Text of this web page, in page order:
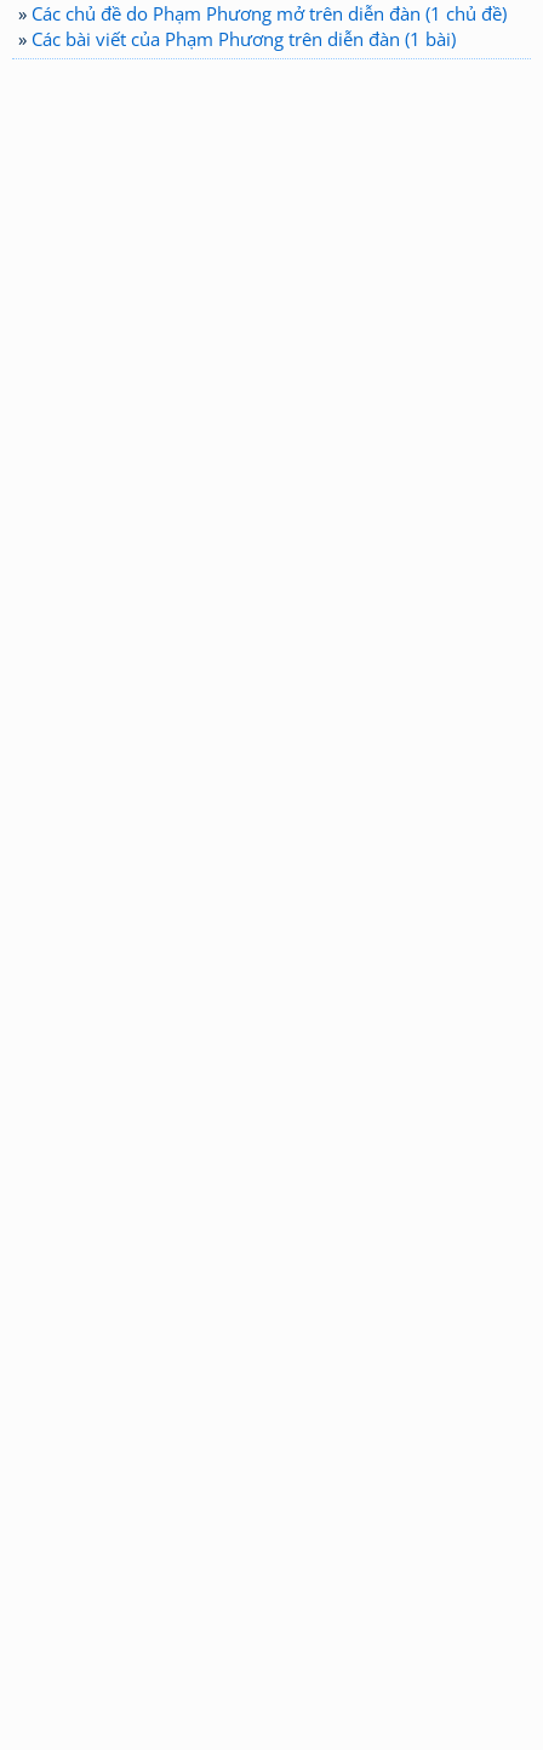
» Các chủ đề do Phạm Phương mở trên diễn đàn (1 chủ đề)
» Các bài viết của Phạm Phương trên diễn đàn (1 bài)